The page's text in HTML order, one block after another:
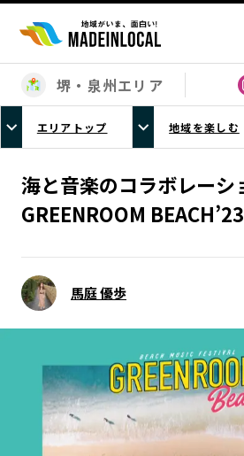
エリアから探す
北海道エリア
青森
岩手エリア
秋田エリア
山形
福島エリア
茨城エ
栃木エリア
群馬
埼玉エリア
東京23区エリア
富山エリア
石川
福井エリア
山梨
長野エリア
岐阜
静岡エリア
愛知
堺・泉州エリア
エリアトップ 地域を楽しむ
海と音楽のコラボレーシ
GREENROOM
馬庭 優歩